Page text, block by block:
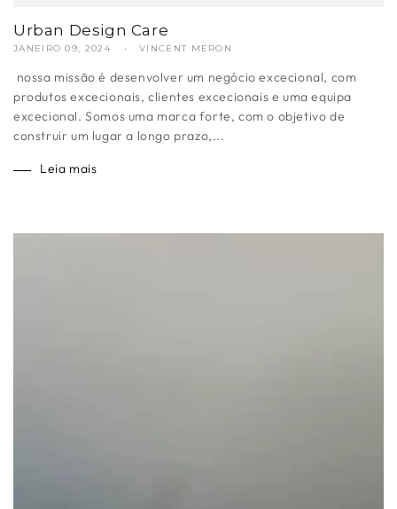
Urban Design Care
JANEIRO 09, 2024 VINCENT MERON
nossa missão é desenvolver um negócio excecional, com
produtos excecionais, clientes excecionais e uma equipa
excecional. Somos uma marca forte, com o objetivo de
construir um lugar a longo prazo,...
Leia mais